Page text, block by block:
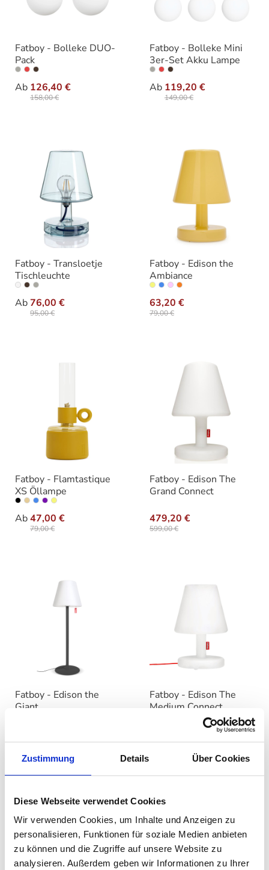
Zustimmung Details Über Cookies
Diese Webseite verwendet Cookies
Wir verwenden Cookies, um Inhalte und Anzeigen zu
personalisieren, Funktionen für soziale Medien anbieten
zu können und die Zugriffe auf unsere Website zu
analysieren. Außerdem geben wir Informationen zu Ihrer
Fatboy - Bolleke DUO-
Pack
Ab 126,40 €
158,00 €
Ausführung
Fatboy - Bolleke Mini
3er-Set Akku Lampe
Ab 119,20 €
149,00 €
Varianten
Fatboy - Transloetje
Tischleuchte
Ab76,00 €
95,00 €
Ausführung
Fatboy - Edison the
Ambiance
63,20 €
79,00 €
Varianten
Fatboy - Flamtastique
XS Öllampe
Ab47,00 €
79,00 €
Farbe auswählen
Fatboy - Edison The
Grand Connect
479,20 €
599,00 €
Fatboy - Edison the
Giant
599,00 €
Fatboy - Edison The
Medium Connect
289,00 €